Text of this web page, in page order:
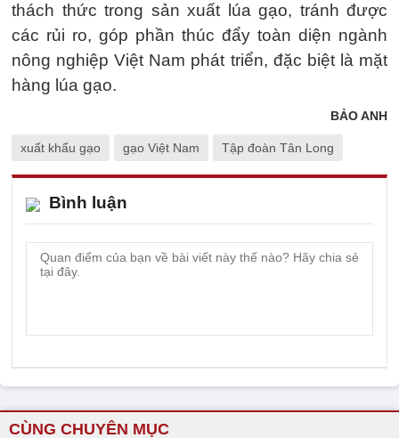
thách thức trong sản xuất lúa gạo, tránh được
các rủi ro, góp phần thúc đẩy toàn diện ngành
nông nghiệp Việt Nam phát triển, đặc biệt là mặt
hàng lúa gạo.
BẢO ANH
xuất khẩu gạo gạo Việt Nam Tập đoàn Tân Long
Bình luận
CÙNG CHUYÊN MỤC